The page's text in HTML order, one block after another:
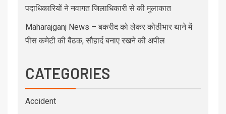
पदाधिकारियों ने नवागत जिलाधिकारी से की मुलाकात
Maharajganj News – बकरीद को लेकर कोठीभार थाने में
पीस कमेटी की बैठक, सौहार्द बनाए रखने की अपील
CATEGORIES
Accident